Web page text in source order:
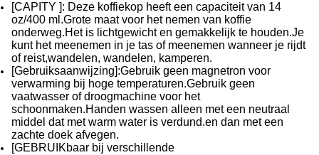
[CAPITY ]: Deze koffiekop heeft een capaciteit van 14
oz/400 ml.Grote maat voor het nemen van koffie
onderweg.Het is lichtgewicht en gemakkelijk te houden.Je
kunt het meenemen in je tas of meenemen wanneer je rijdt
of reist,wandelen, wandelen, kamperen.
[Gebruiksaanwijzing]:Gebruik geen magnetron voor
verwarming bij hoge temperaturen.Gebruik geen
vaatwasser of droogmachine voor het
schoonmaken.Handen wassen alleen met een neutraal
middel dat met warm water is verdund.en dan met een
zachte doek afvegen.
[GEBRUIKbaar bij verschillende